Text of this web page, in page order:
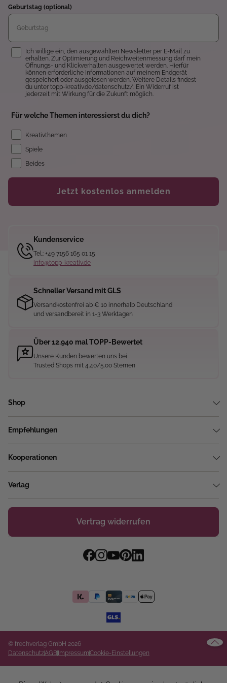
Geburtstag (optional)
Einwilligung
Ich willige ein, den ausgewählten Newsletter per E-Mail zu
erhalten. Zur Optimierung und Reichweitenmessung darf mein
Öffnungs- und Klickverhalten ausgewertet werden. Hierfür
können erforderliche Informationen auf meinem Endgerät
gespeichert oder ausgelesen werden. Weitere Details findest
du unter topp-kreativ.de/datenschutz/. Ein Widerruf ist
jederzeit mit Wirkung für die Zukunft möglich.
Für welche Themen interessierst du dich?
Kreativthemen
Spiele
Beides
Jetzt kostenlos anmelden
Kundenservice
Tel.: +49 7156 165 01 15
info@topp-kreativ.de
Schneller Versand mit GLS
Versandkostenfrei ab € 10 innerhalb Deutschland
und versandbereit in 1-3 Werktagen
Über 12.940 mal TOPP-Bewertet
Unsere Kunden bewerten uns bei
Trusted Shops mit 4.40/5.00 Sternen
Shop
Empfehlungen
Kooperationen
Verlag
Vertrag widerrufen
© frechverlag GmbH 2026
DatenschutzAGB ImpressumCookie-Einstellungen